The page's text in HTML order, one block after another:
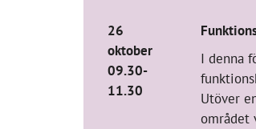
26
oktober
09.30-
11.30
I denna
Utöver
området